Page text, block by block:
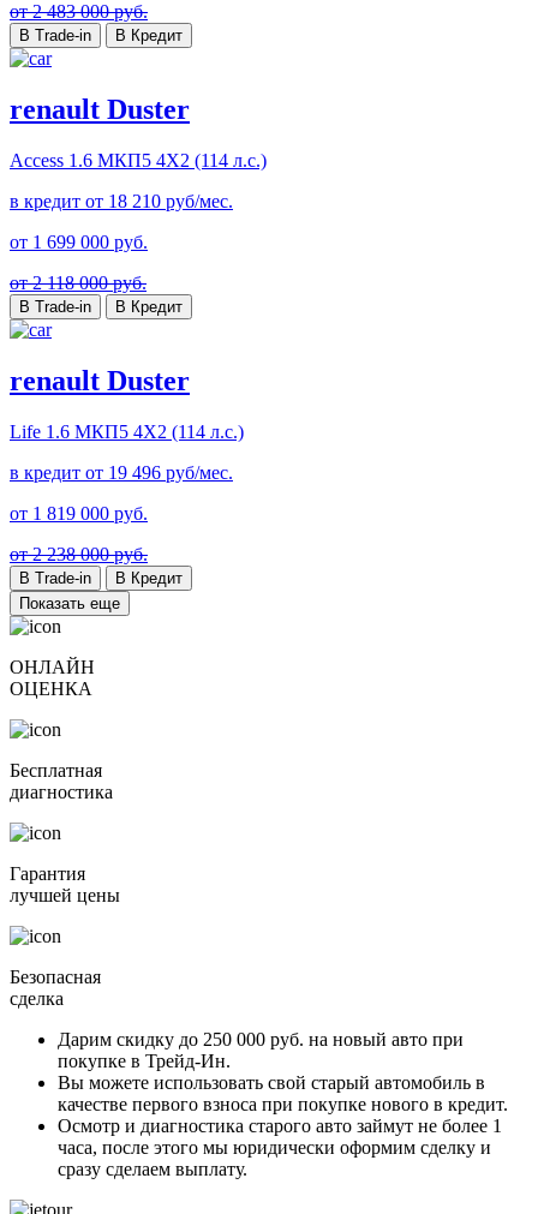
от 2 483 000 руб.
В Trade-in В Кредит
renault Duster
Access 1.6 МКП5 4Х2 (114 л.с.)
в кредит от 18 210 руб/мес.
от 1 699 000 руб.
от 2 118 000 руб.
В Trade-in В Кредит
renault Duster
Life 1.6 МКП5 4Х2 (114 л.с.)
в кредит от 19 496 руб/мес.
от 1 819 000 руб.
от 2 238 000 руб.
В Trade-in
В Кредит
Показать еще
ОНЛАЙН
ОЦЕНКА
Бесплатная
диагностика
Гарантия
лучшей цены
Безопасная
сделка
Дарим скидку до 250 000 руб. на новый авто при
покупке в Трейд-Ин.
Вы можете использовать свой старый автомобиль в
качестве первого взноса при покупке нового в кредит.
Осмотр и диагностика старого авто займут не более 1
часа, после этого мы юридически оформим сделку и
сразу сделаем выплату.